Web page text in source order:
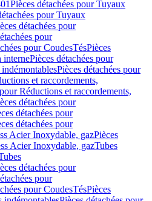
Pièces détachées pour Tuyaux
pour Tuyaux
détachées pour
pour
pour CoudesTésPièces
internePièces détachées pour
Pièces détachées pour
et raccordements,
Réductions et raccordements,
détachées pour
détachées pour
détachées pour
Acier Inoxydable, gazPièces
Acier Inoxydable, gazTubes
détachées pour
pour
pour CoudesTésPièces